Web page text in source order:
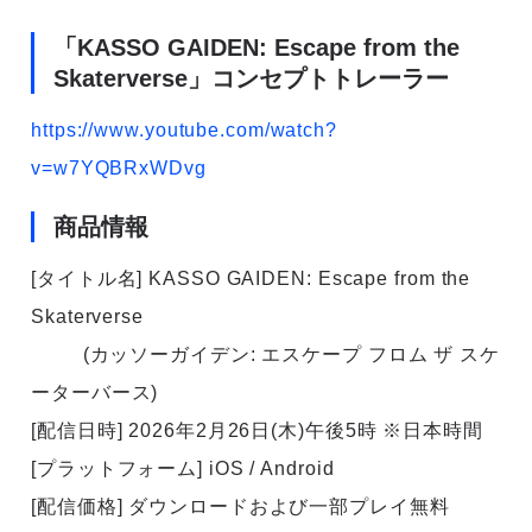
「KASSO GAIDEN: Escape from the
Skaterverse」コンセプトトレーラー
https://www.youtube.com/watch?
v=w7YQBRxWDvg
商品情報
[タイトル名] KASSO GAIDEN: Escape from the
Skaterverse
(カッソーガイデン: エスケープ フロム ザ スケ
ーターバース)
[配信日時] 2026年2月26日(木)午後5時 ※日本時間
[プラットフォーム] iOS / Android
[配信価格] ダウンロードおよび一部プレイ無料